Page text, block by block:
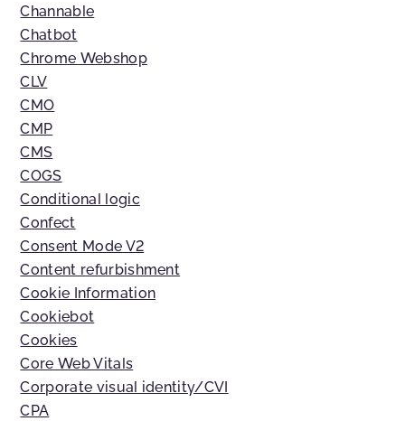
Channable
Chatbot
Chrome Webshop
CLV
CMO
CMP
CMS
COGS
Conditional logic
Confect
Consent Mode V2
Content refurbishment
Cookie Information
Cookiebot
Cookies
Core Web Vitals
Corporate visual identity/CVI
CPA